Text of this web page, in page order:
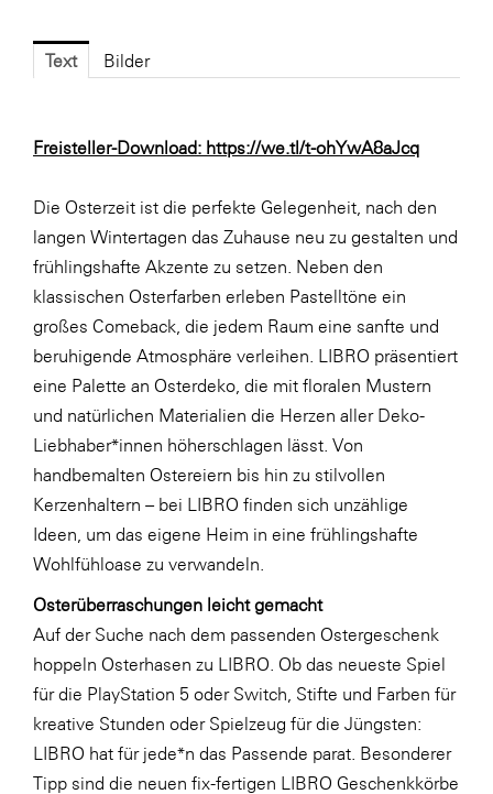
GBV - Verband gemeinnütziger
ikp
Johnson & Johnson
JELD-WEN DANA
kosaplaner
LAT Nitrogen
Libro
Lidl Österreich
MTH Retail Group
OMV
OptimaMed
PAGRO
PHH Rechtsanwält:innen
Primark
Salesforce
Text Bilder
Freisteller-Download: https://we.tl/t-ohYwA8aJcq
Die Osterzeit ist die perfekte Gelegenheit, nach den
langen Wintertagen das Zuhause neu zu gestalten und
frühlingshafte Akzente zu setzen. Neben den
klassischen Osterfarben erleben Pastelltöne ein
großes Comeback, die jedem Raum eine sanfte und
beruhigende Atmosphäre verleihen. LIBRO präsentiert
eine Palette an Osterdeko, die mit floralen Mustern
und natürlichen Materialien die Herzen aller Deko-
Liebhaber*innen höherschlagen lässt. Von
handbemalten Ostereiern bis hin zu stilvollen
Kerzenhaltern – bei LIBRO finden sich unzählige
Ideen, um das eigene Heim in eine frühlingshafte
Wohlfühloase zu verwandeln.
Osterüberraschungen leicht gemacht
Auf der Suche nach dem passenden Ostergeschenk
hoppeln Osterhasen zu LIBRO. Ob das neueste Spiel
für die PlayStation 5 oder Switch, Stifte und Farben für
kreative Stunden oder Spielzeug für die Jüngsten:
LIBRO hat für jede*n das Passende parat. Besonderer
Tipp sind die neuen fix-fertigen LIBRO Geschenkkörbe